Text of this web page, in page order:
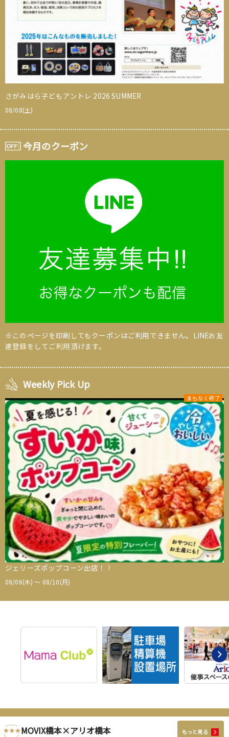
さがみはら子どもアントレ 2026 SUMMER
08/08(土)
今月のクーポン
※このページを印刷してもクーポンはご利用できません。LINEお友
達登録をしてご利用頂けます。
Weekly Pick Up
ジェリーズポップコーン出店！！
08/06(木) 〜 08/10(月)
MOVIX橋本×アリオ橋本 もっと見る